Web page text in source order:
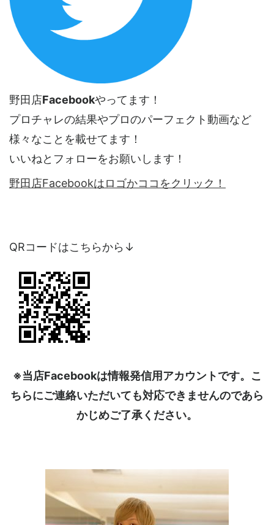
野田店Facebookやってます！
プロチャレの結果やプロのパーフェクト動画など
様々なことを載せてます！
いいねとフォローをお願いします！
野田店Facebookはロゴかココをクリック！
QRコードはこちらから↓
※当店Facebookは情報発信用アカウントです。こ
ちらにご連絡いただいても対応できませんのであら
かじめご了承ください。